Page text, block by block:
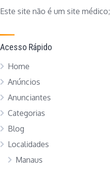
Este site não é um site médico;
Acesso Rápido
Home
Anúncios
Anunciantes
Categorias
Blog
Localidades
Manaus